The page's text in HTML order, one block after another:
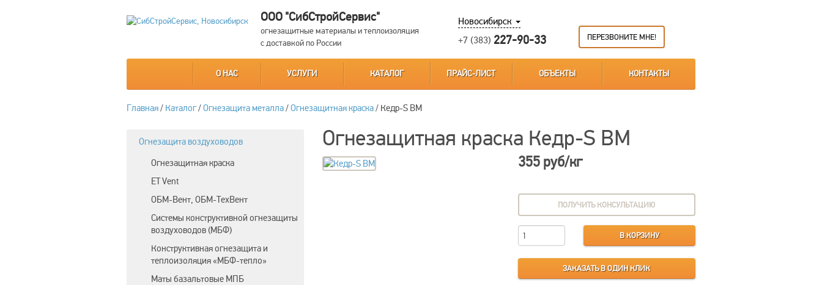
Новосибирск
+7 (383) 227-90-33 ПЕРЕЗВОНИТЕ МНЕ!
ООО "СибСтройСервис"
огнезащитные материалы и теплоизоляция
с доставкой по России
О НАС УСЛУГИ КАТАЛОГ ПРАЙС-ЛИСТ ОБЪЕКТЫ КОНТАКТЫ
Главная/ Каталог/Огнезащита металла/Огнезащитная краска/ Кедр-S BM
Огнезащита воздуховодов
Огнезащитная краска
ET Vent
ОБМ-Вент, ОБМ-ТехВент
Системы конструктивной огнезащиты
воздуховодов (МБФ)
Конструктивная огнезащита и
теплоизоляция «МБФ-тепло»
Маты базальтовые МПБ
Огнезащитная краска Кедр-S BM
355 руб/кг
ПОЛУЧИТЬ КОНСУЛЬТАЦИЮ
В КОРЗИНУ
ЗАКАЗАТЬ В ОДИН КЛИК